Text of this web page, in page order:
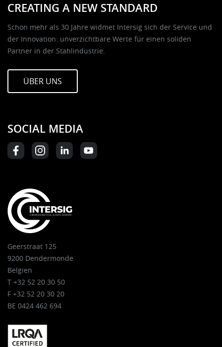
CREATING A NEW STANDARD
Schon mehr als 30 Jahre widmet Intersig sich der Service und
der Innovation: unverzichtbare Werte für einen soliden
Partner in der Stahlindustrie.
ÜBER UNS
SOCIAL MEDIA
Geerstraat 125
9200 Dendermonde
Belgien
T +32 52 20 30 50
F +32 52 20 30 20
BE 0424 462 694